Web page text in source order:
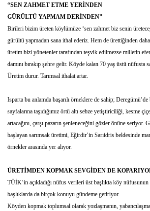
“SEN ZAHMET ETME YERİNDEN
GÜRÜLTÜ YAPMAM DERİNDEN”
Birileri bizim üreten köylümüze ‘sen zahmet biz senin
gürültü yapmadan sana ithal ederiz. Hem de ürettiğinden
üretim bizi yönetenler tarafından teşvik edilmezse milletin
damını bırakıp şehre gelir. Köyde kalan 70 yaş üstü nüfusta
Üretim durur. Tarımsal ithalat artar.
Isparta bu anlamda başarılı örneklere de sahip; Deregümü’de
sayfalarına taşıdığımız örtü altı sebze yetiştiriciliği, kesme
artacağını, çarşı pazarın şenleneceğini gözler önüne seriyor.
başlayan sarımsak üretimi, Eğirdir’in Sarıidris beldesinde
örnekler arasında yer alıyor.
ÜRETİMDEN KOPMAK SEVGİDEN DE
TÜİK’in açıkladığı nüfus verileri üst başlıkta köy nüfusunun
başlıklarda da birçok konuyu gündeme getiriyor.
Köyden kopmak toplumsal olarak yozlaşmanın,